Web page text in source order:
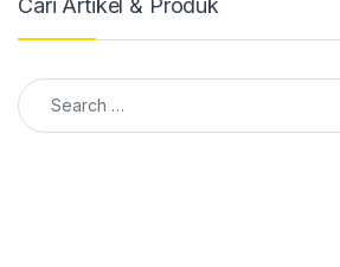
Cari Artikel & Produk
Search for: